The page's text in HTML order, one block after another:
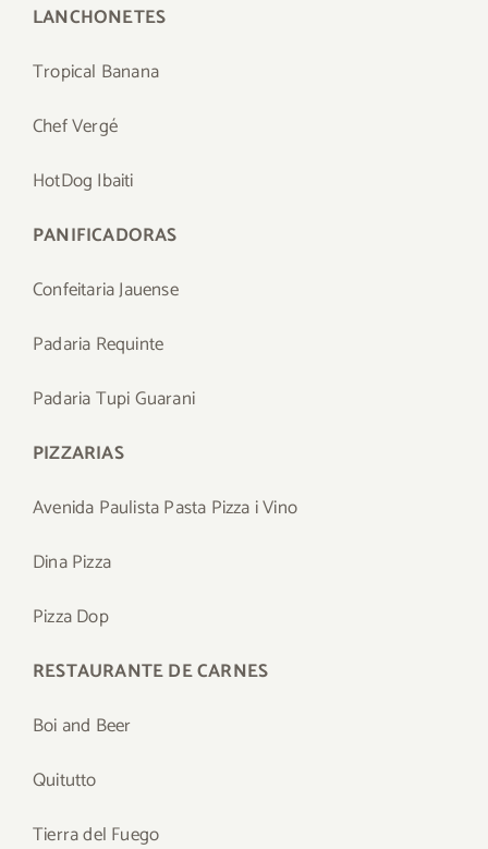
LANCHONETES
Tropical Banana
Chef Vergé
HotDog Ibaiti
PANIFICADORAS
Confeitaria Jauense
Padaria Requinte
Padaria Tupi Guarani
PIZZARIAS
Avenida Paulista Pasta Pizza i Vino
Dina Pizza
Pizza Dop
RESTAURANTE DE CARNES
Boi and Beer
Quitutto
Tierra del Fuego